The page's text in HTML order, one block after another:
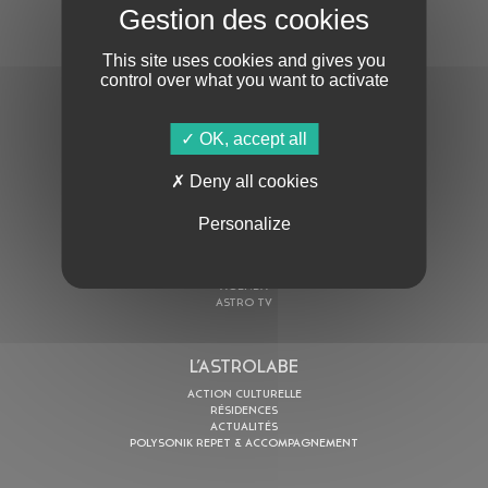
S'ABONNER À LA NEWSLETTER
En cochant cette case, j’accepte la Politique de confidentialité
AGENDA
ASTRO TV
L’ASTROLABE
ACTION CULTURELLE
RÉSIDENCES
ACTUALITÉS
POLYSONIK REPET & ACCOMPAGNEMENT
This site uses cookies and gives you
control over what you want to activate
OK, accept all
Deny all cookies
Personalize